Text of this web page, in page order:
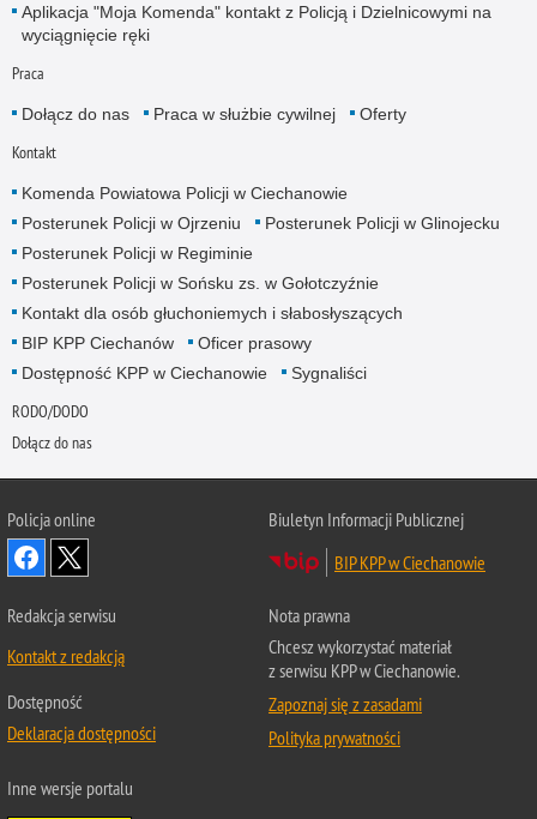
Aplikacja "Moja Komenda" kontakt z Policją i Dzielnicowymi na
wyciągnięcie ręki
Praca
Dołącz do nas Praca w służbie cywilnej Oferty
Kontakt
Komenda Powiatowa Policji w Ciechanowie
Posterunek Policji w Ojrzeniu
Posterunek Policji w Glinojecku
Posterunek Policji w Regiminie
Posterunek Policji w Sońsku zs. w Gołotczyźnie
Kontakt dla osób głuchoniemych i słabosłyszących
BIP KPP Ciechanów
Oficer prasowy
Dostępność KPP w Ciechanowie
Sygnaliści
RODO/DODO
Dołącz do nas
Policja online
Biuletyn Informacji Publicznej
BIP KPP w Ciechanowie
Redakcja serwisu
Kontakt z redakcją
Dostępność
Deklaracja dostępności
Nota prawna
Chcesz wykorzystać materiał
z serwisu KPP w Ciechanowie.
Zapoznaj się z zasadami
Polityka prywatności
Inne wersje portalu